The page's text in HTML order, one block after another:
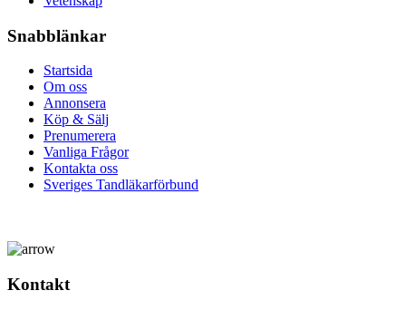
Snabblänkar
Startsida
Om oss
Annonsera
Köp & Sälj
Prenumerera
Vanliga Frågor
Kontakta oss
Sveriges Tandläkarförbund
Kontakt